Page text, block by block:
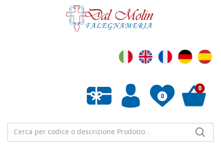
0
Wishlist vuota
0